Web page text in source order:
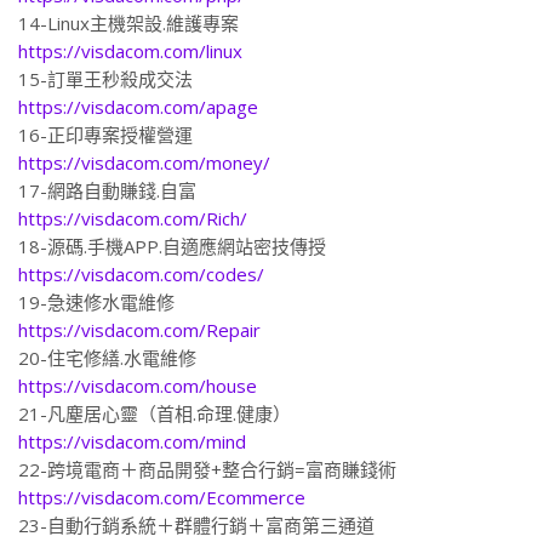
14-Linux主機架設.維護專案
https://visdacom.com/linux
15-訂單王秒殺成交法
https://visdacom.com/apage
16-正印專案授權營運
https://visdacom.com/money/
17-網路自動賺錢.自富
https://visdacom.com/Rich/
18-源碼.手機APP.自適應網站密技傳授
https://visdacom.com/codes/
19-急速修水電維修
https://visdacom.com/Repair
20-住宅修繕.水電維修
https://visdacom.com/house
21-凡塵居心靈（首相.命理.健康）
https://visdacom.com/mind
22-跨境電商＋商品開發+整合行銷=富商賺錢術
https://visdacom.com/Ecommerce
23-自動行銷系統＋群體行銷＋富商第三通道